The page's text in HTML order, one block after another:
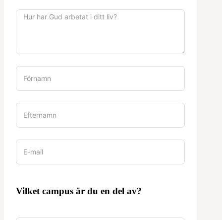
Vilket campus är du en del av?